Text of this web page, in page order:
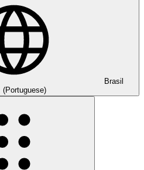
Brasil
(Portuguese)